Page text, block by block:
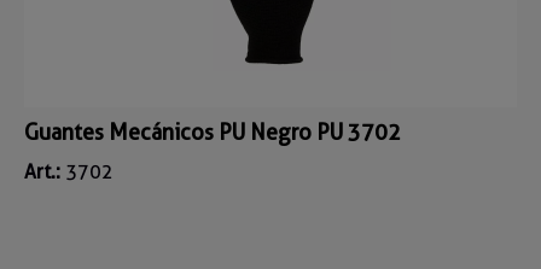
Guantes Mecánicos PU Negro PU 3702
Art.: 3702